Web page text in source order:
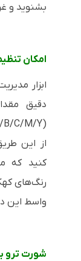
بشنوید و
امکان
ابزار
دقیق
(
B/C/M/Y
از این
کنید که
رنگ‌های
واسط این
شورت ترو